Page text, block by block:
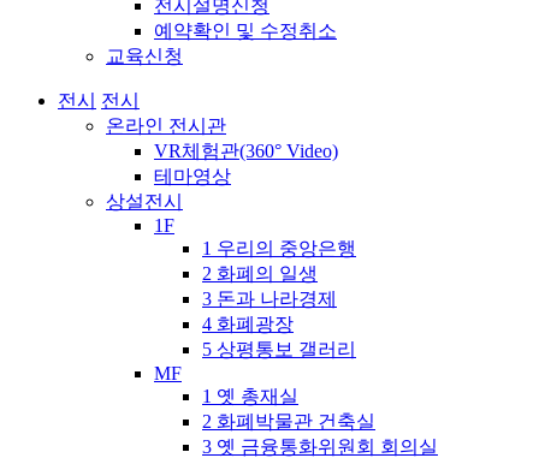
전시설명신청
예약확인 및 수정취소
교육신청
전시
전시
온라인 전시관
VR체험관(360° Video)
테마영상
상설전시
1F
1 우리의 중앙은행
2 화폐의 일생
3 돈과 나라경제
4 화폐광장
5 상평통보 갤러리
MF
1 옛 총재실
2 화폐박물관 건축실
3 옛 금융통화위원회 회의실